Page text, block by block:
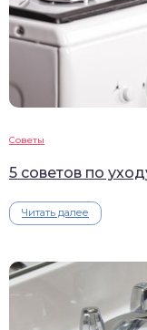
Советы
5 советов по
Читать далее